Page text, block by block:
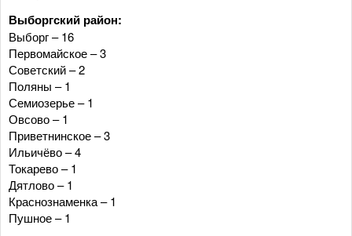
Выборгский район:
Выборг – 16
Первомайское – 3
Советский – 2
Поляны – 1
Семиозерье – 1
Овсово – 1
Приветнинское – 3
Ильичёво – 4
Токарево – 1
Дятлово – 1
Краснознаменка – 1
Пушное – 1